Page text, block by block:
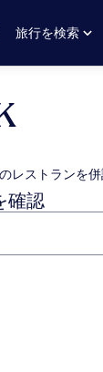
旅行を検索
レストランを
確認